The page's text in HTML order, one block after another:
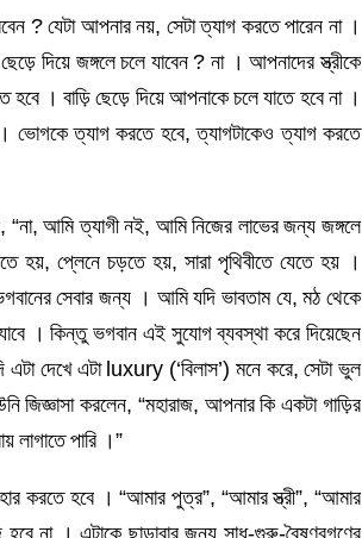
? যেটা আপনার নয়, সেটা ত্যাগ করতে পারেন না ।
দিয়ে জঙ্গলে চলে যাবেন ? না । আপনাদের স্ত্রীকে
হবে । বাড়ি ছেড়ে দিয়ে আপনাকে চলে যাতে হবে না ।
ভোগকে ত্যাগ করতে হবে, ত্যাগটাকেও ত্যাগ করতে
আমি ত্যাগী নই, আমি নিজের লাভের জন্য জঙ্গলে
হয়, প্লেনে চড়তে হয়, সারা পৃথিবীতে যেতে হয় ।
সেবার জন্য । আমি যদি ভাবতাম যে, মঠ থেকে
। কিন্তু ভগবান এই সুযোগ ব্যবস্থা করে দিয়েছেন
দেখে এটা luxury (‘বিলাস’) মনে করে, সেটা ভুল
করলেন, “মহারাজ, আপনার কি একটা গাড়ির
লাগাতে পারি ।”
করতে হবে । “আমার পুত্র”, “আমার স্ত্রী”, “আমার
না । এটাকে ছাড়াবার জন্য সাধু-গুরু-বৈষ্ণবগণের